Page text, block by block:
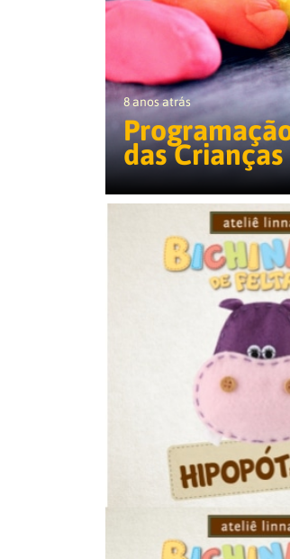
8 anos atrás
das Crianças